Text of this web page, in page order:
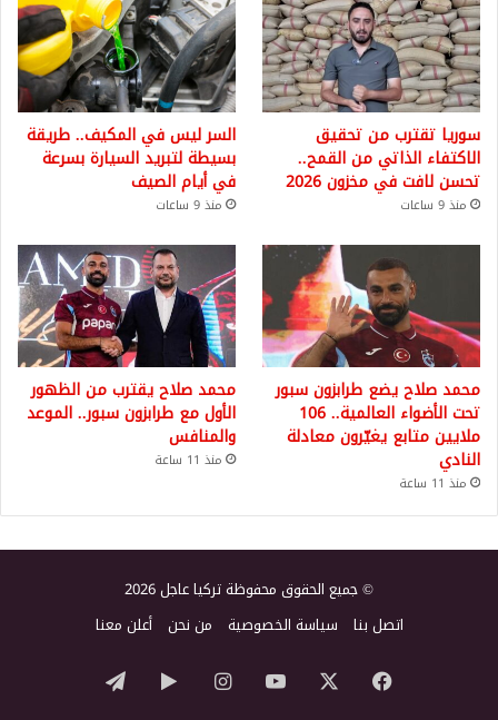
سوريا تقترب من تحقيق
الاكتفاء الذاتي من القمح..
تحسن لافت في مخزون 2026
منذ 9 ساعات
السر ليس في المكيف.. طريقة
بسيطة لتبريد السيارة بسرعة
في أيام الصيف
منذ 9 ساعات
محمد صلاح يضع طرابزون سبور
تحت الأضواء العالمية.. 106
ملايين متابع يغيّرون معادلة
النادي
منذ 11 ساعة
محمد صلاح يقترب من الظهور
الأول مع طرابزون سبور.. الموعد
والمنافس
منذ 11 ساعة
© جميع الحقوق محفوظة تركيا عاجل 2026
اتصل بنا سياسة الخصوصية من نحن أعلن معنا
فيسبوك ‫YouTubeانستقرام‏Googleتيلقرام